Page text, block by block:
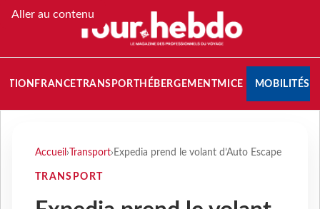
Aller au contenu
FRANCETRANSPORT HÉBERGEMENTMICE MOBILITÉS
Accueil › Transport› Expedia prend le volant d’Auto Escape
TRANSPORT